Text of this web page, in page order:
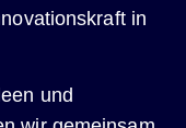
in
und